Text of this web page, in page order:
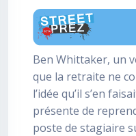
Ben Whittaker, un
que la retraite ne
l’idée qu’il s’en
présente de
poste de stagiaire